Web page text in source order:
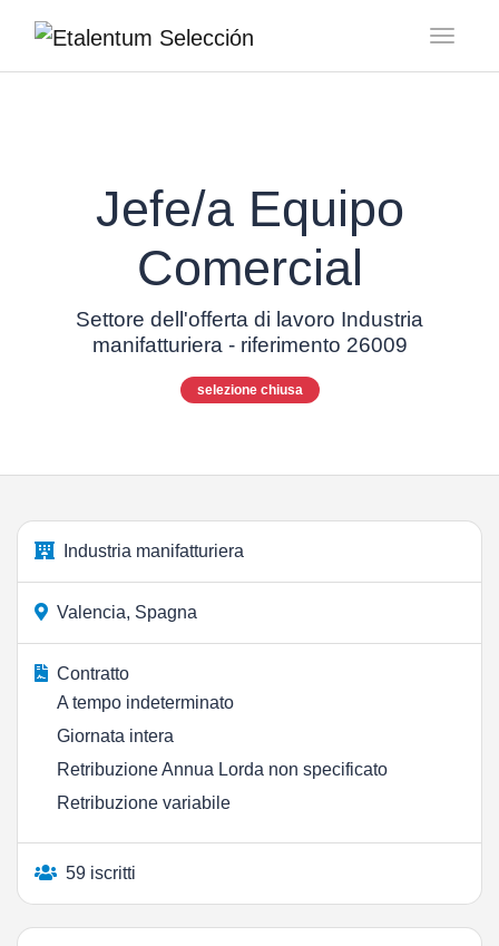
Jefe/a Equipo
Comercial
Settore dell'offerta di lavoro Industria
manifatturiera - riferimento 26009
selezione chiusa
Industria manifatturiera
Valencia, Spagna
Contratto
A tempo indeterminato
Giornata intera
Retribuzione Annua Lorda non specificato
Retribuzione variabile
59 iscritti